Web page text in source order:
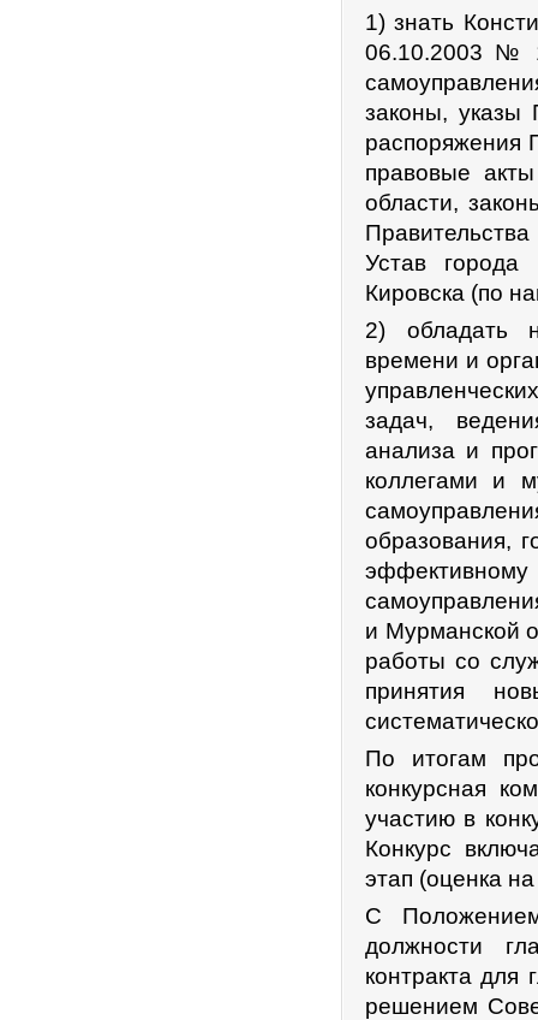
1) знать
06.10.2003 №
законы, указы
распоряжения
правовые
области,
Устав
Кировска (по
2) обладать
времени и
задач,
анализа и
коллегами и
образования,
и Мурманской
работы со
принятия
По итогам
конкурсная
участию в
Конкурс
этап (оценка
С
должности
контракта для
решением